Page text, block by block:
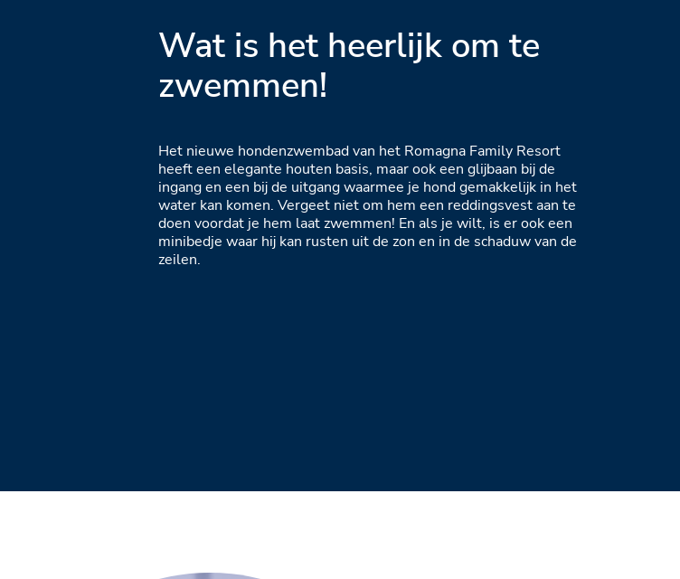
Wat is het heerlijk om te
zwemmen!
Het nieuwe hondenzwembad van het Romagna Family Resort
heeft een elegante houten basis, maar ook een glijbaan bij de
ingang en een bij de uitgang waarmee je hond gemakkelijk in het
water kan komen. Vergeet niet om hem een reddingsvest aan te
doen voordat je hem laat zwemmen! En als je wilt, is er ook een
minibedje waar hij kan rusten uit de zon en in de schaduw van de
zeilen.